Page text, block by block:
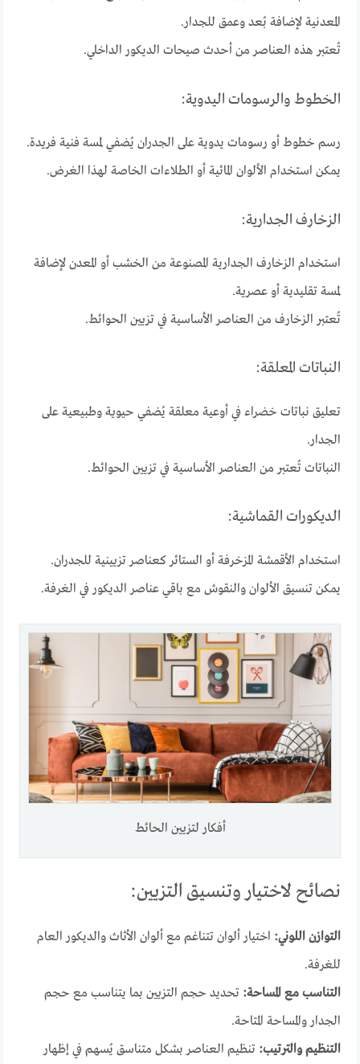
المعدنية لإضافة بُعد وعمق للجدار.
تُعتبر هذه العناصر من أحدث صيحات الديكور الداخلي.
الخطوط والرسومات اليدوية:
رسم خطوط أو رسومات يدوية على الجدران يُضفي لمسة فنية فريدة.
يمكن استخدام الألوان المائية أو الطلاءات الخاصة لهذا الغرض.
الزخارف الجدارية:
استخدام الزخارف الجدارية المصنوعة من الخشب أو المعدن لإضافة
لمسة تقليدية أو عصرية.
تُعتبر الزخارف من العناصر الأساسية في تزيين الحوائط.
النباتات المعلقة:
تعليق نباتات خضراء في أوعية معلقة يُضفي حيوية وطبيعية على
الجدار.
النباتات تُعتبر من العناصر الأساسية في تزيين الحوائط.
الديكورات القماشية:
استخدام الأقمشة المزخرفة أو الستائر كعناصر تزيينية للجدران.
يمكن تنسيق الألوان والنقوش مع باقي عناصر الديكور في الغرفة.
أفكار لتزيين الحائط
نصائح لاختيار وتنسيق التزيين:
التوازن اللوني: اختيار ألوان تتناغم مع ألوان الأثاث والديكور العام
للغرفة.
التناسب مع المساحة: تحديد حجم التزيين بما يتناسب مع حجم
الجدار والمساحة المتاحة.
التنظيم والترتيب: تنظيم العناصر بشكل متناسق يُسهم في إظهار